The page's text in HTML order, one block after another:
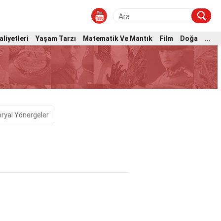
Yaşam Tarzı Matematik Ve Mantık Film Doğa ...
Yönergeler